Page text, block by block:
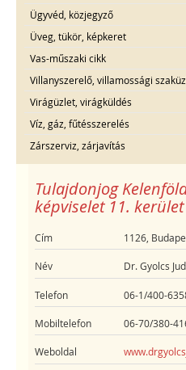
Ügyvéd, közjegyző
Üveg, tükör, képkeret
Vas-műszaki cikk
Villanyszerelő, villamossági
Virágüzlet, virágküldés
Víz, gáz, fűtésszerelés
Zárszerviz, zárjavítás
Tulajdonjog
képviselet 11. kerület
Cím 1126,
Név Dr. Gyolcs
Telefon 06-1/400-
Mobiltelefon 06-70/380-
Weboldal